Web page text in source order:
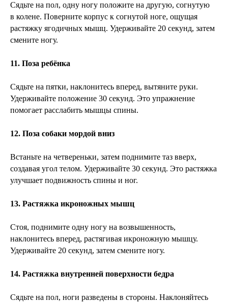
Сядьте на пол, одну ногу положите на другую, согнутую
в колене. Поверните корпус к согнутой ноге, ощущая
растяжку ягодичных мышц. Удерживайте 20 секунд, затем
смените ногу.
11. Поза ребёнка
Сядьте на пятки, наклонитесь вперед, вытяните руки.
Удерживайте положение 30 секунд. Это упражнение
помогает расслабить мышцы спины.
12. Поза собаки мордой вниз
Встаньте на четвереньки, затем поднимите таз вверх,
создавая угол телом. Удерживайте 30 секунд. Это растяжка
улучшает подвижность спины и ног.
13. Растяжка икроножных мышц
Стоя, поднимите одну ногу на возвышенность,
наклонитесь вперед, растягивая икроножную мышцу.
Удерживайте 20 секунд, затем смените ногу.
14. Растяжка внутренней поверхности бедра
Сядьте на пол, ноги разведены в стороны. Наклоняйтесь